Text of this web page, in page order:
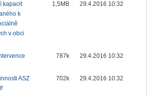
kapacit
k
v obci
1,5MB 29.4.2016 10:32
787k 29.4.2016 10:32
ASZ
702k 29.4.2016 10:32